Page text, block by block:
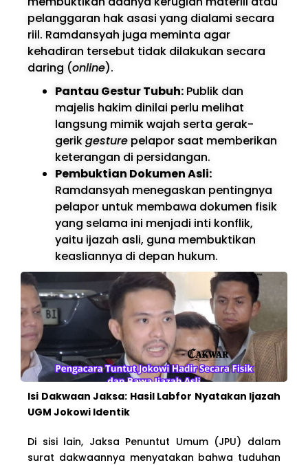
pelanggaran hak asasi yang dialami secara
riil. Ramdansyah juga meminta agar
kehadiran tersebut tidak dilakukan secara
daring (online).
Pantau Gestur Tubuh: Publik dan
majelis hakim dinilai perlu melihat
langsung mimik wajah serta gerak-
gerikgesture pelapor saat memberikan
keterangan di persidangan.
Pembuktian Dokumen Asli:
Ramdansyah menegaskan pentingnya
pelapor untuk membawa dokumen fisik
yang selama ini menjadi inti konflik,
yaitu ijazah asli, guna membuktikan
keasliannya di depan hukum.
Isi Dakwaan Jaksa: Hasil Labfor Nyatakan Ijazah
UGM Jokowi Identik
Di sisi lain, Jaksa Penuntut Umum (JPU) dalam
surat dakwaannya menyatakan bahwa tuduhan